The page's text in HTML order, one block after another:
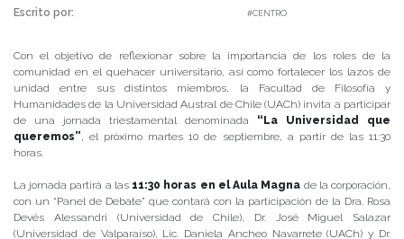
Escrito por: #CENTRO
Con el objetivo de reflexionar sobre la importancia de los roles de la
comunidad en el quehacer universitario, así como fortalecer los lazos de
unidad entre sus distintos miembros, la Facultad de Filosofía y
Humanidades de la Universidad Austral de Chile (UACh) invita a participar
de una jornada triestamental denominada “La Universidad que
queremos”, el próximo martes 10 de septiembre, a partir de las 11:30
horas.
La jornada partirá a las 11:30 horas en el Aula Magna de la corporación,
con un “Panel de Debate” que contará con la participación de la Dra. Rosa
Devés Alessandri (Universidad de Chile), Dr. José Miguel Salazar
(Universidad de Valparaíso), Lic. Daniela Ancheo Navarrete (UACh) y Dr.